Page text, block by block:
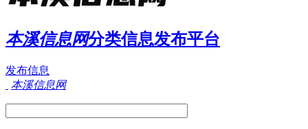
本溪信息网分类信息发布平台
发布信息
本溪信息网